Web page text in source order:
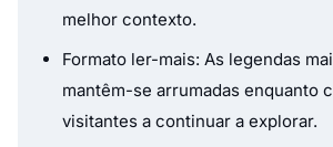
melhor contexto.
Formato ler-mais: As legendas
mantêm-se arrumadas enquanto
visitantes a continuar a explorar.